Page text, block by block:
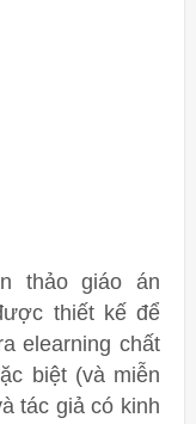
thảo giáo án
thiết kế để
elearning chất
biệt (và miễn
tác giả có kinh